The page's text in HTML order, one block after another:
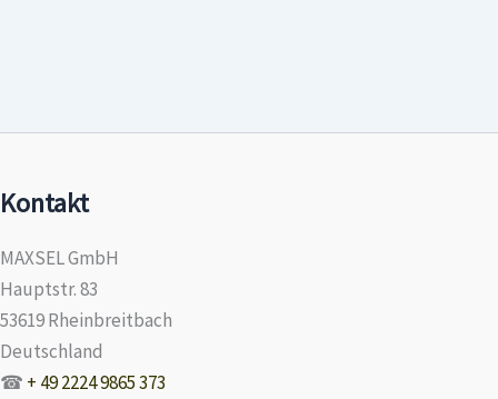
Kontakt
MAXSEL GmbH
Hauptstr. 83
53619 Rheinbreitbach
Deutschland
☎ + 49 2224 9865 373